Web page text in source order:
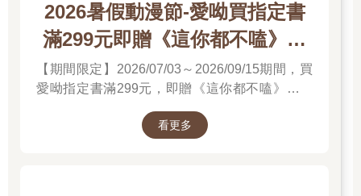
2026暑假動漫節-愛呦買指定書
滿299元即贈《這你都不嗑》文
件夾
【期間限定】2026/07/03～2026/09/15期間，買
愛呦指定書滿299元，即贈《這你都不嗑》文件
看更多